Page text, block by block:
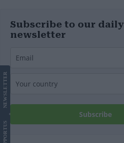
Subscribe to our daily
newsletter
Subscribe
US
NEWS
LETTER